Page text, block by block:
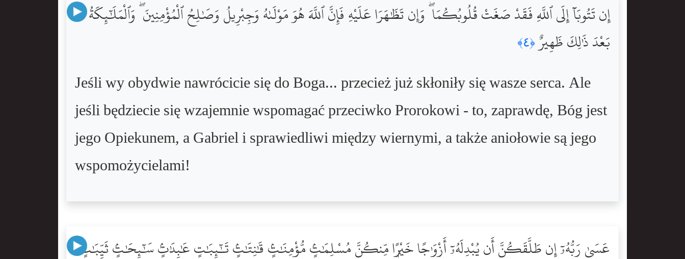
إِن تَتُوبَآ إِلَى ٱللَّهِ فَقَدْ صَغَتْ قُلُوبُكُمَا ۖ وَإِن تَظَٰهَرَا عَلَيْهِ فَإِنَّ ٱللَّهَ هُوَ مَوْلَىٰهُ وَجِبْرِيلُ وَصَٰلِحُ ٱلْمُؤْمِنِينَ ۖ وَٱلْمَلَٰٓئِكَةُ
بَعْدَ ذَٰلِكَ ظَهِيرٌ﴿٤﴾
Jeśli wy obydwie nawrócicie się do Boga... przecież już skłoniły się wasze serca. Ale
jeśli będziecie się wzajemnie wspomagać przeciwko Prorokowi - to, zaprawdę, Bóg jest
jego Opiekunem, a Gabriel i sprawiedliwi między wiernymi, a także aniołowie są jego
wspomożycielami!
عَسَىٰ رَبُّهُۥٓ إِن طَلَّقَكُنَّ أَن يُبْدِلَهُۥٓ أَزْوَٰجًا خَيْرًۭا مِّنكُنَّ مُسْلِمَٰتٍۢ مُّؤْمِنَٰتٍۢ قَٰنِتَٰتٍۢ تَٰٓئِبَٰتٍ عَٰبِدَٰتٍۢ سَٰٓئِحَٰتٍۢ ثَيِّبَٰتٍۢ